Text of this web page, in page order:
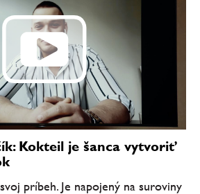
Kokteil je šanca vytvoriť
príbeh. Je napojený na suroviny